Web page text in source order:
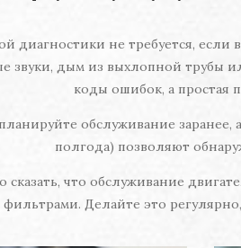
диагностики не требуется,
звуки, дым из выхлопной трубы
коды ошибок, а простая
обслуживание заранее,
полгода) позволяют
что обслуживание
фильтрами. Делайте это